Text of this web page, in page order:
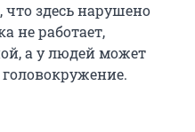
что здесь нарушено
не работает,
а у людей может